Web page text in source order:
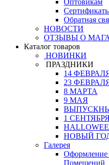
Оптовикам
Обратная
НОВОСТИ
ОТЗЫВЫ О
Каталог товаров
НОВИНКИ
ПРАЗДНИКИ
14
23
8 МАРТА
9 МАЯ
1
НОВЫЙ
Галерея
Оформление
Помещений